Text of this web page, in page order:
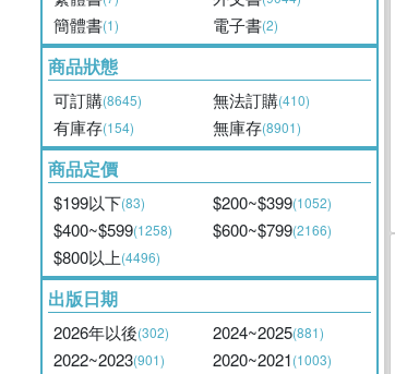
簡體書(1) 電子書(2)
商品狀態
可訂購(8645) 無法訂購(410)
有庫存(154) 無庫存(8901)
商品定價
$199以下(83) $200~$399(1052)
$400~$599(1258) $600~$799(2166)
$800以上(4496)
出版日期
2026年以後(302) 2024~2025(881)
2022~2023(901) 2020~2021(1003)